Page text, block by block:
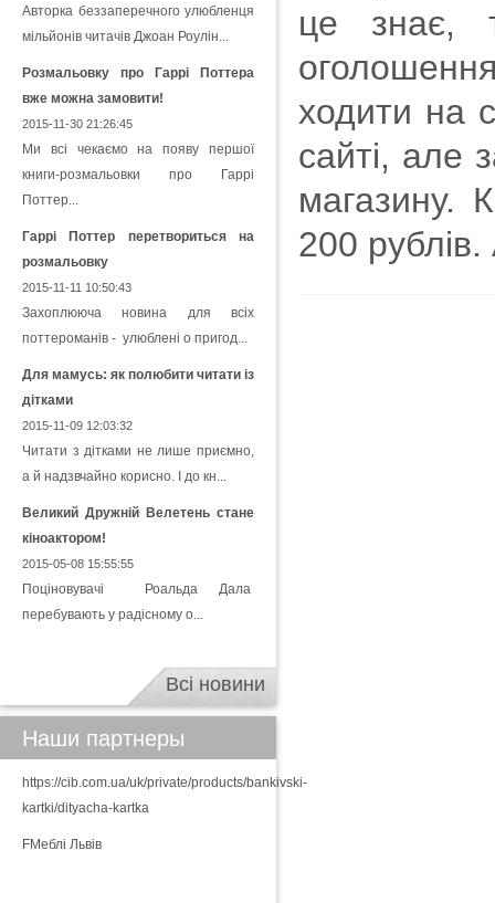
це знає,
ходити на
сайті, але
магазину.
200
Авторка беззаперечного улюбленця
мільйонів читачів Джоан Роулін...
Розмальовку про Гаррі Поттера
вже можна замовити!
2015-11-30 21:26:45
Ми всі чекаємо на появу першої
книги-розмальовки про Гаррі
Поттер...
Гаррі Поттер перетвориться на
розмальовку
2015-11-11 10:50:43
Захоплююча новина для всіх
поттероманів - улюблені о пригод...
Для мамусь: як полюбити читати із
дітками
2015-11-09 12:03:32
Читати з дітками не лише приємно,
а й надзвчайно корисно. І до кн...
Великий Дружній Велетень стане
кіноактором!
2015-05-08 15:55:55
Поціновувачі Роальда Дала
перебувають у радісному о...
Всі новини
Наши партнеры
https://cib.com.ua/uk/private/products/bankivski-
kartki/dityacha-kartka
FМеблі Львів